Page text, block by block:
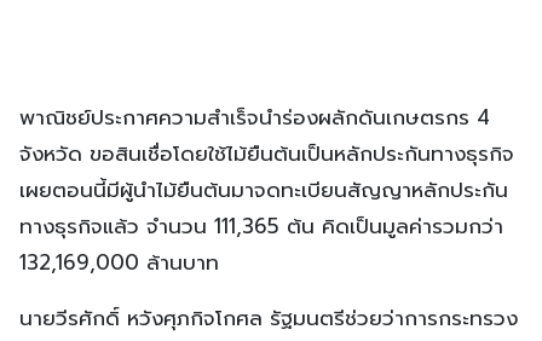
พาณิชย์ประกาศความสำเร็จนำร่องผลักดันเกษตรกร 4
จังหวัด ขอสินเชื่อโดยใช้ไม้ยืนต้นเป็นหลักประกันทางธุรกิจ
เผยตอนนี้มีผู้นำไม้ยืนต้นมาจดทะเบียนสัญญาหลักประกัน
ทางธุรกิจแล้ว จำนวน 111,365 ต้น คิดเป็นมูลค่ารวมกว่า
132,169,000 ล้านบาท
นายวีรศักดิ์ หวังศุภกิจโกศล รัฐมนตรีช่วยว่าการกระทรวง